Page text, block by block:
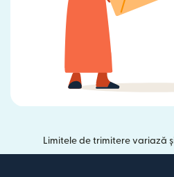
Limitele de trimitere variază